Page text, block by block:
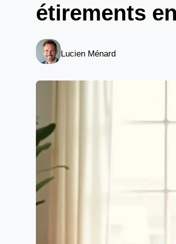
étirements
Lucien Ménard